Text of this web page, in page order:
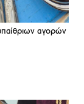
αγορών